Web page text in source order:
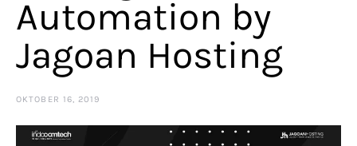
Automation by
Jagoan Hosting
OKTOBER 16, 2019